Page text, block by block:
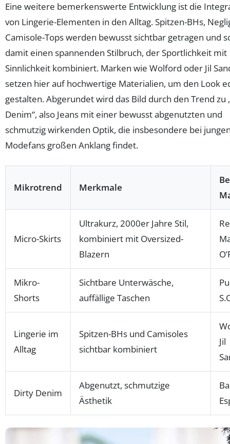
Eine weitere bemerkenswerte Entwicklung ist die
von Lingerie-Elementen in den Alltag. Spitzen-BHs,
Camisole-Tops werden bewusst sichtbar getragen und
damit einen spannenden Stilbruch, der Sportlichkeit mit
Sinnlichkeit kombiniert. Marken wie Wolford oder Jil
setzen hier auf hochwertige Materialien, um den Look
gestalten. Abgerundet wird das Bild durch den Trend zu
Denim“, also Jeans mit einer bewusst abgenutzten und
schmutzig wirkenden Optik, die insbesondere bei
Modefans großen Anklang findet.
Mikrotrend Merkmale
Micro-Skirts
Ultrakurz, 2000er Jahre Stil,
kombiniert mit Oversized-
Blazern
Mikro-
Shorts
Sichtbare Unterwäsche,
auffällige Taschen
Lingerie im
Alltag
Spitzen-BHs und Camisoles
sichtbar kombiniert
Jil
Dirty Denim
Abgenutzt, schmutzige
Ästhetik